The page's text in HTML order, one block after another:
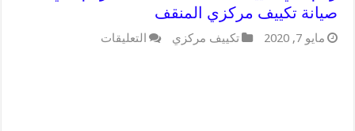
صيانة تكييف مركزي المنقف
مايو 7, 2020 تكييف مركزي التعليقات